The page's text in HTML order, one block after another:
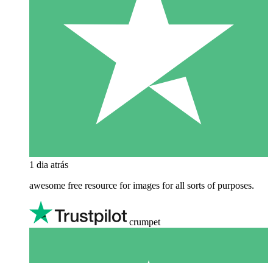
1 dia atrás
awesome free resource for images for all sorts of purposes.
crumpet